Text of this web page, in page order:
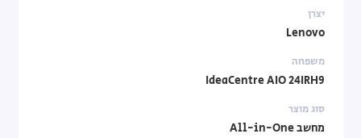
יצרן
Lenovo
משפחה
IdeaCentre AIO 24IRH9
סוג מוצר
מחשב All-in-One